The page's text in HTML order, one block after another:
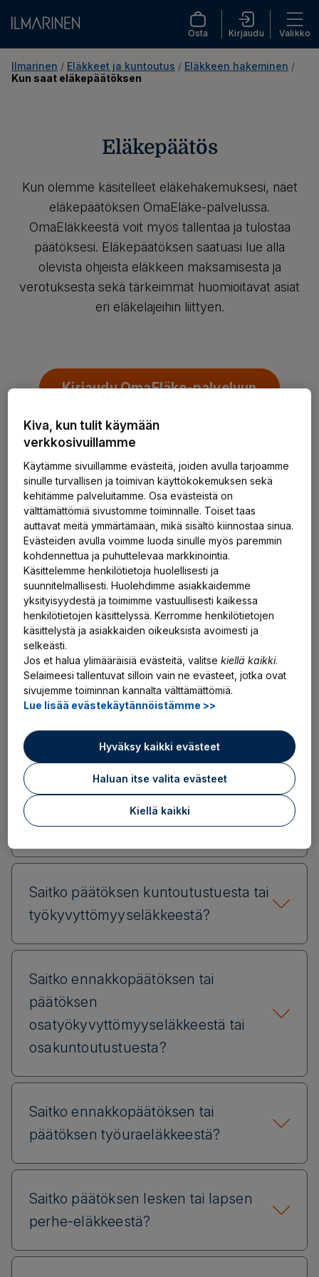
Osta Kirjaudu Valikko
Ilmarinen / Eläkkeet ja kuntoutus / Eläkkeen hakeminen /
Kun saat eläkepäätöksen
Eläkepäätös
Kun olemme käsitelleet eläkehakemuksesi, näet
eläkepäätöksen OmaEläke-palvelussa.
OmaEläkkeestä voit myös tallentaa ja tulostaa
päätöksesi. Eläkepäätöksen saatuasi lue alla
olevista ohjeista eläkkeen maksamisesta ja
verotuksesta sekä tärkeimmät huomioitavat asiat
eri eläkelajeihin liittyen.
Kirjaudu OmaEläke-palveluun
Miten toimin eläkepäätöksen
saatuani?
Alta voit lukea ohjeet eri eläkelajeihin.
Eläkepäätöksen saatuasi lue alla olevista ohjeista
eläkkeen maksamisesta ja verotuksesta sekä tärkeimmät
huomioitavat asiat eri eläkelajeihin liittyen.
Eläkkeen maksaminen ja verotus
Saitko vanhuuseläkepäätöksen?
Saitko päätöksen osittaisesta
varhennetusta vanhuuseläkkeestä?
Saitko päätöksen kuntoutustuesta tai
työkyvyttömyyseläkkeestä?
Saitko ennakkopäätöksen tai
päätöksen
osatyökyvyttömyyseläkkeestä tai
osakuntoutustuesta?
Saitko ennakkopäätöksen tai
päätöksen työuraeläkkeestä?
Saitko päätöksen lesken tai lapsen
perhe-eläkkeestä?
Kiva, kun tulit käymään
verkkosivuillamme
Käytämme sivuillamme evästeitä, joiden avulla tarjoamme
sinulle turvallisen ja toimivan käyttökokemuksen sekä
kehitämme palveluitamme. Osa evästeistä on
välttämättömiä sivustomme toiminnalle. Toiset taas
auttavat meitä ymmärtämään, mikä sisältö kiinnostaa sinua.
Evästeiden avulla voimme luoda sinulle myös paremmin
kohdennettua ja puhuttelevaa markkinointia.
Käsittelemme henkilötietoja huolellisesti ja
suunnitelmallisesti. Huolehdimme asiakkaidemme
yksityisyydestä ja toimimme vastuullisesti kaikessa
henkilötietojen käsittelyssä. Kerromme henkilötietojen
käsittelystä ja asiakkaiden oikeuksista avoimesti ja
selkeästi.
Jos et halua ylimääräisiä evästeitä, valitsekiellä kaikki.
Selaimeesi tallentuvat silloin vain ne evästeet, jotka ovat
sivujemme toiminnan kannalta välttämättömiä.
Lue lisää evästekäytännöistämme >>
Hyväksy kaikki evästeet
Haluan itse valita evästeet
Kiellä kaikki